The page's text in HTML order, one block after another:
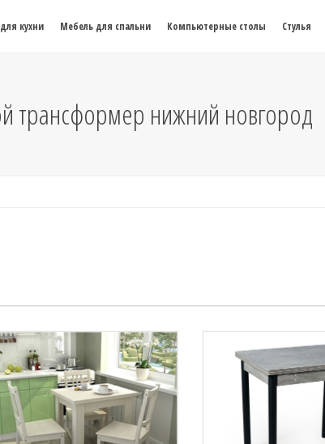
кухни Мебель для спальни Компьютерные столы Стулья
трансформер нижний новгород